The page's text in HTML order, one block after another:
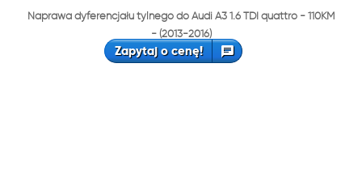
Naprawa dyferencjału tylnego do Audi A3 1.6 TDI quattro - 110KM
- (2013-2016)
Zapytaj o cenę!